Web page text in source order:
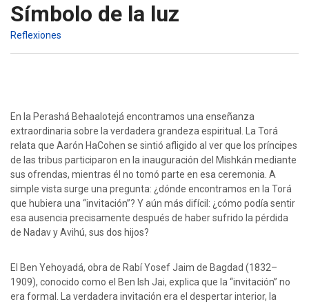
Símbolo de la luz
Reflexiones
En la Perashá Behaalotejá encontramos una enseñanza
extraordinaria sobre la verdadera grandeza espiritual. La Torá
relata que Aarón HaCohen se sintió afligido al ver que los príncipes
de las tribus participaron en la inauguración del Mishkán mediante
sus ofrendas, mientras él no tomó parte en esa ceremonia. A
simple vista surge una pregunta: ¿dónde encontramos en la Torá
que hubiera una “invitación”? Y aún más difícil: ¿cómo podía sentir
esa ausencia precisamente después de haber sufrido la pérdida
de Nadav y Avihú, sus dos hijos?
El Ben Yehoyadá, obra de Rabí Yosef Jaim de Bagdad (1832–
1909), conocido como el Ben Ish Jai, explica que la “invitación” no
era formal. La verdadera invitación era el despertar interior, la